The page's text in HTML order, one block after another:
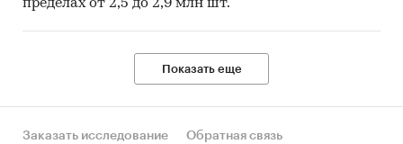
пределах от 2,5 до 2,9 млн шт.
Показать еще
Заказать исследование
Обратная связь